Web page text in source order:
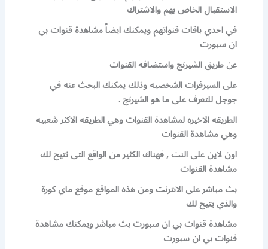
الاستقبال الخاص بهم والاشتراك
في احدي باقات قنواتهم ويمكنك ايضاً مشاهدة قنوات بي
ان سبورت
عن طريق الشيرنج واستضافه القنوات
على السيرفرات الشخصيه وذلك يمكنك البحث عنه في
جوجل للتعرف على ما هو الشيرنج .
الطريقه الاخيره لمشاهدة القنوات وهي الطريقه الاكثر شعبيه
وهي مشاهدة القنوات
اون لاين على النت , فهناك الكثير من الواقع التى تتيح لك
مشاهدة القنوات
بث مباشر على الانترنت ومن هذه المواقع موقع ماي كورة
والذي يتيح لك
مشاهدة قنوات بي ان سبورت بث مباشر ويمكنك مشاهدة
قنوات بي ان سبورت